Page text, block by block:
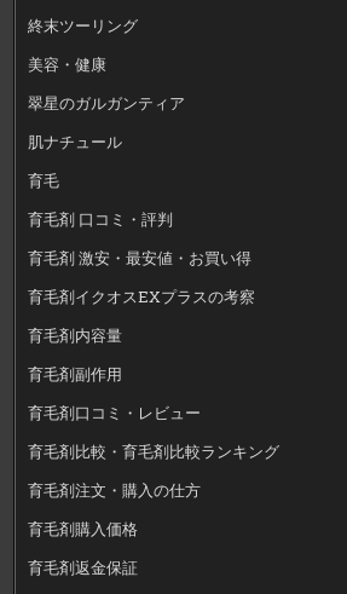
終末ツーリング
美容・健康
翠星のガルガンティア
肌ナチュール
育毛
育毛剤 口コミ・評判
育毛剤 激安・最安値・お買い得
育毛剤イクオスEXプラスの考察
育毛剤内容量
育毛剤副作用
育毛剤口コミ・レビュー
育毛剤比較・育毛剤比較ランキング
育毛剤注文・購入の仕方
育毛剤購入価格
育毛剤返金保証